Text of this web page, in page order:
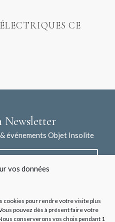
vos données
cookies pour rendre votre visite plus
pouvez dès à présent faire votre
conserverons vos choix pendant 1
CE
Newsletter
événements Objet Insolite